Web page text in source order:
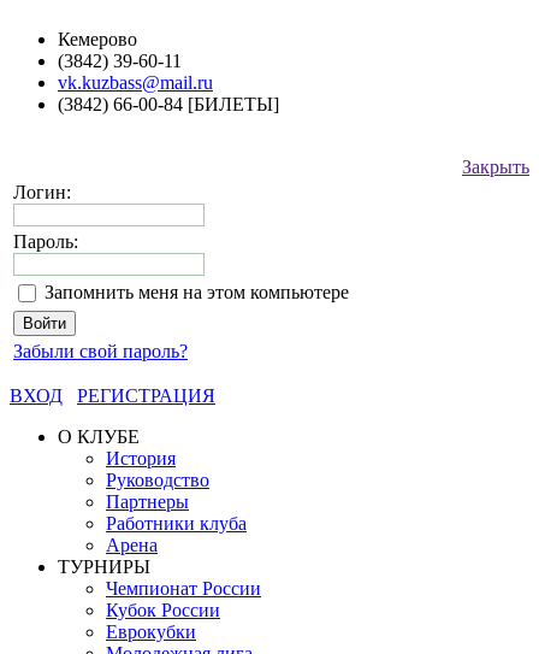
Кемерово
(3842) 39-60-11
vk.kuzbass@mail.ru
(3842) 66-00-84 [БИЛЕТЫ]
Закрыть
Логин:
Пароль:
Запомнить меня на этом компьютере
Забыли свой пароль?
ВХОД
РЕГИСТРАЦИЯ
О КЛУБЕ
История
Руководство
Партнеры
Работники клуба
Арена
ТУРНИРЫ
Чемпионат России
Кубок России
Еврокубки